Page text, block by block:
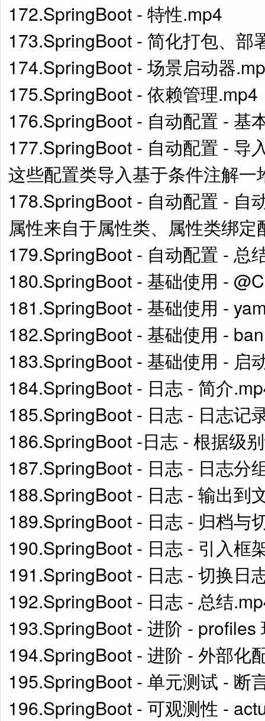
172.SpringBoot - 特性.mp4
173.SpringBoot - 简化打包、部
174.SpringBoot - 场景启动器
175.SpringBoot - 依赖管理.mp4
176.SpringBoot - 自动配置 - 基
177.SpringBoot - 自动配置 - 导
这些配置类导入基于条件注解一
178.SpringBoot - 自动配置 - 自
属性来自于属性类、属性类绑定
179.SpringBoot - 自动配置 - 总
180.SpringBoot - 基础使用 -
181.SpringBoot - 基础使用 -
182.SpringBoot - 基础使用 -
183.SpringBoot - 基础使用 - 启
184.SpringBoot - 日志 - 简介
185.SpringBoot - 日志 - 日志记
186.SpringBoot -日志 - 根据级
187.SpringBoot - 日志 - 日志分
188.SpringBoot - 日志 - 输出到
189.SpringBoot - 日志 - 归档与
190.SpringBoot - 日志 - 引入框
191.SpringBoot - 日志 - 切换日
192.SpringBoot - 日志 - 总结
193.SpringBoot - 进阶 - profiles
194.SpringBoot - 进阶 - 外部化
195.SpringBoot - 单元测试 - 断
196.SpringBoot - 可观测性 -